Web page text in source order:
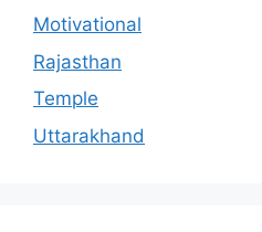
Motivational
Rajasthan
Temple
Uttarakhand